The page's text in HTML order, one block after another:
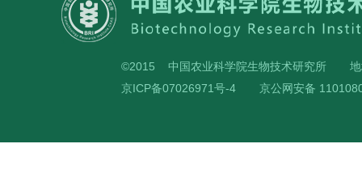
©2015 中国农业科学院生物技术研究所
京ICP备07026971号-4
京公网安备